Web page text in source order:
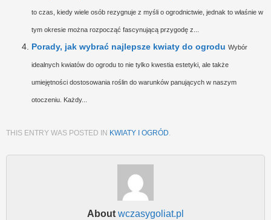
to czas, kiedy wiele osób rezygnuje z myśli o ogrodnictwie, jednak to właśnie w
tym okresie można rozpocząć fascynującą przygodę z...
Porady, jak wybrać najlepsze kwiaty do ogrodu Wybór
idealnych kwiatów do ogrodu to nie tylko kwestia estetyki, ale także
umiejętności dostosowania roślin do warunków panujących w naszym
otoczeniu. Każdy...
THIS ENTRY WAS POSTED IN KWIATY I OGRÓD.
About wczasygoliat.pl